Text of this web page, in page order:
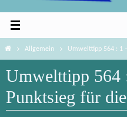
HomeAllgemein Umwelttipp 564 : 1
Umwelttipp 564
Punktsieg für